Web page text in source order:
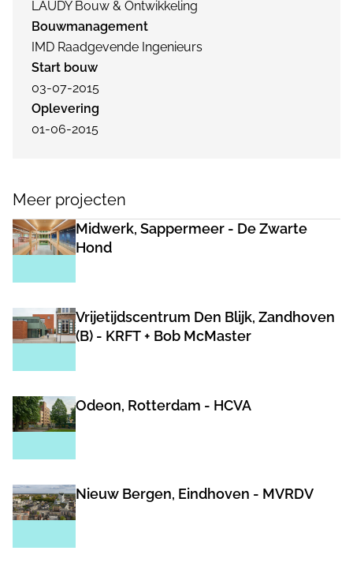
LAUDY Bouw & Ontwikkeling
Bouwmanagement
IMD Raadgevende Ingenieurs
Start bouw
03-07-2015
Oplevering
01-06-2015
Meer projecten
Midwerk, Sappermeer - De Zwarte
Hond
Vrijetijdscentrum Den Blijk, Zandhoven
(B) - KRFT + Bob McMaster
Odeon, Rotterdam - HCVA
Nieuw Bergen, Eindhoven - MVRDV